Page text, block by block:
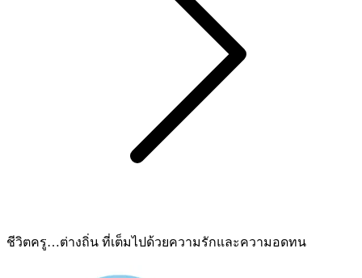
ชีวิตครู…ต่างถิ่น ที่เต็มไปด้วยความรักและความอดทน